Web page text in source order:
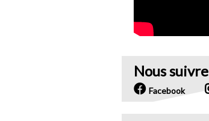
Nous suivre
Facebook